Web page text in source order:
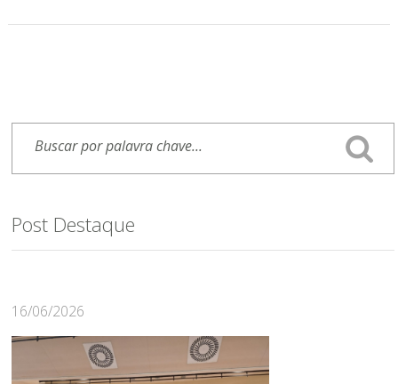
Post Destaque
16/06/2026